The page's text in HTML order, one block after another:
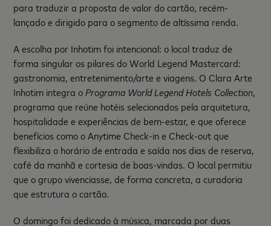
para traduzir a proposta de valor do cartão, recém-
lançado e dirigido para o segmento de altíssima renda.
A escolha por Inhotim foi intencional: o local traduz de
forma singular os pilares do World Legend Mastercard:
gastronomia, entretenimento/arte e viagens. O Clara Arte
Inhotim integra o Programa World Legend Hotels Collection,
programa que reúne hotéis selecionados pela arquitetura,
hospitalidade e experiências de bem-estar, e que oferece
benefícios como o Anytime Check-in e Check-out que
flexibiliza o horário de entrada e saída nos dias de reserva,
café da manhã e cortesia de boas-vindas. O local permitiu
que o grupo vivenciasse, de forma concreta, a curadoria
que estrutura o cartão.
O domingo foi dedicado à música, marcada por duas